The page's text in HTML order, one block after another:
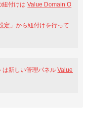
紐付けはValue Domain O
定 」から紐付けを行って
は新しい管理パネルValue